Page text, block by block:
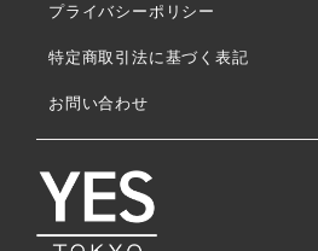
プライバシーポリシー
特定商取引法に基づく表記
お問い合わせ